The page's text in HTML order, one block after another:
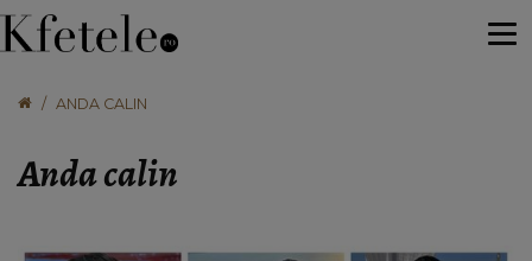
ANDA CALIN
Anda calin